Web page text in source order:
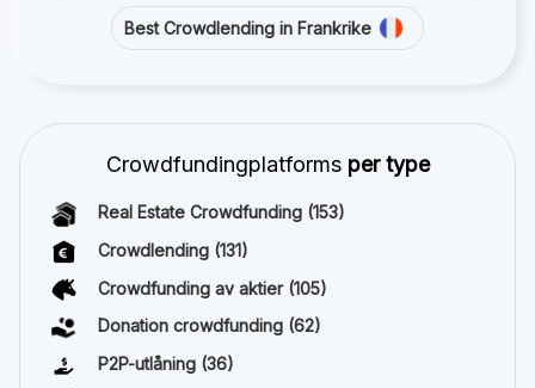
Best Crowdlending in Frankrike
Crowdfundingplatforms per type
Real Estate Crowdfunding (153)
Crowdlending (131)
Crowdfunding av aktier (105)
Donation crowdfunding (62)
P2P-utlåning (36)